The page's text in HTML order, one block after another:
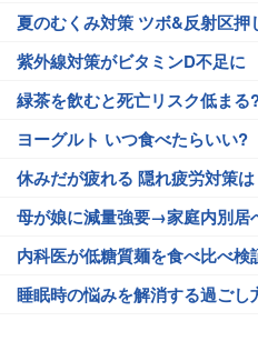
夏のむくみ対策 ツボ&反射区押
紫外線対策がビタミンD不足に
緑茶を飲むと死亡リスク低まる
ヨーグルト いつ食べたらいい?
休みだが疲れる 隠れ疲労対策は
母が娘に減量強要→家庭内別居
内科医が低糖質麺を食べ比べ検
睡眠時の悩みを解消する過ごし